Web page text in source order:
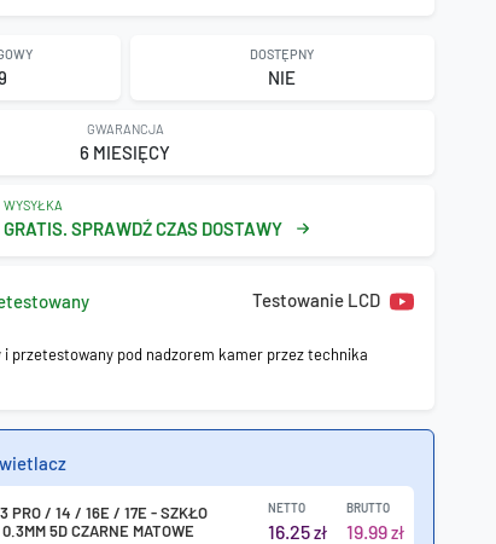
DOSTĘPNY
NIE
GWARANCJA
6 MIESIĘCY
WYSYŁKA
GRATIS. SPRAWDŹ CZAS DOSTAWY
Testowanie LCD
i przetestowany pod nadzorem kamer przez technika
PRO / 14 / 16E / 17E - SZKŁO
5D CZARNE MATOWE
NETTO
16.25zł
BRUTTO
19.99zł